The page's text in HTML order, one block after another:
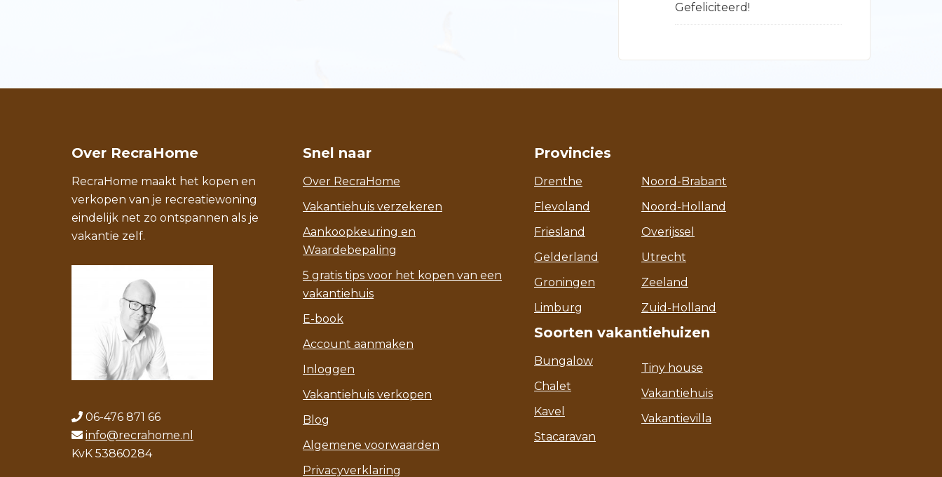
Gefeliciteerd!
Over RecraHome
RecraHome maakt het kopen en
verkopen van je recreatiewoning
eindelijk net zo ontspannen als je
vakantie zelf.
06-476 871 66
info@recrahome.nl
KvK 53860284
Snel naar
Over RecraHome
Vakantiehuis verzekeren
Aankoopkeuring en
Waardebepaling
5 gratis tips voor het kopen van een
vakantiehuis
E-book
Account aanmaken
Inloggen
Vakantiehuis verkopen
Blog
Algemene voorwaarden
Privacyverklaring
Provincies
Drenthe
Flevoland
Friesland
Gelderland
Groningen
Limburg
Noord-Brabant
Noord-Holland
Overijssel
Utrecht
Zeeland
Zuid-Holland
Soorten vakantiehuizen
Bungalow
Chalet
Kavel
Stacaravan
Tiny house
Vakantiehuis
Vakantievilla